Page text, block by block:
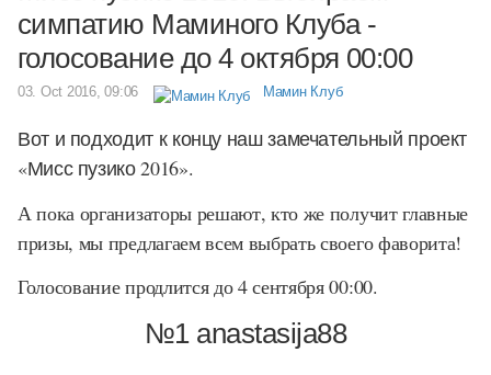
симпатию Маминого Клуба -
голосование до 4 октября 00:00
03. Oct 2016, 09:06 Мамин Клуб
Вот и подходит к концу наш замечательный проект
«Мисс пузико 2016».
А пока организаторы решают, кто же получит главные
призы, мы предлагаем всем выбрать своего фаворита!
Голосование продлится до 4 сентября 00:00.
№1 anastasija88